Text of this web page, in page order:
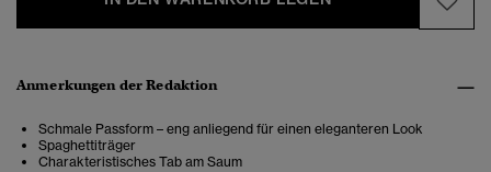
Anmerkungen der Redaktion
Schmale Passform – eng anliegend für einen eleganteren Look
Spaghettiträger
Charakteristisches Tab am Saum